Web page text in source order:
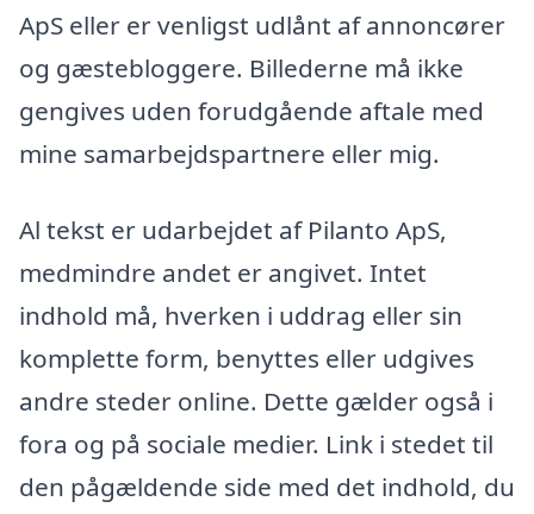
ApS eller er venligst udlånt af annoncører
og gæstebloggere. Billederne må ikke
gengives uden forudgående aftale med
mine samarbejdspartnere eller mig.
Al tekst er udarbejdet af Pilanto ApS,
medmindre andet er angivet. Intet
indhold må, hverken i uddrag eller sin
komplette form, benyttes eller udgives
andre steder online. Dette gælder også i
fora og på sociale medier. Link i stedet til
den pågældende side med det indhold, du